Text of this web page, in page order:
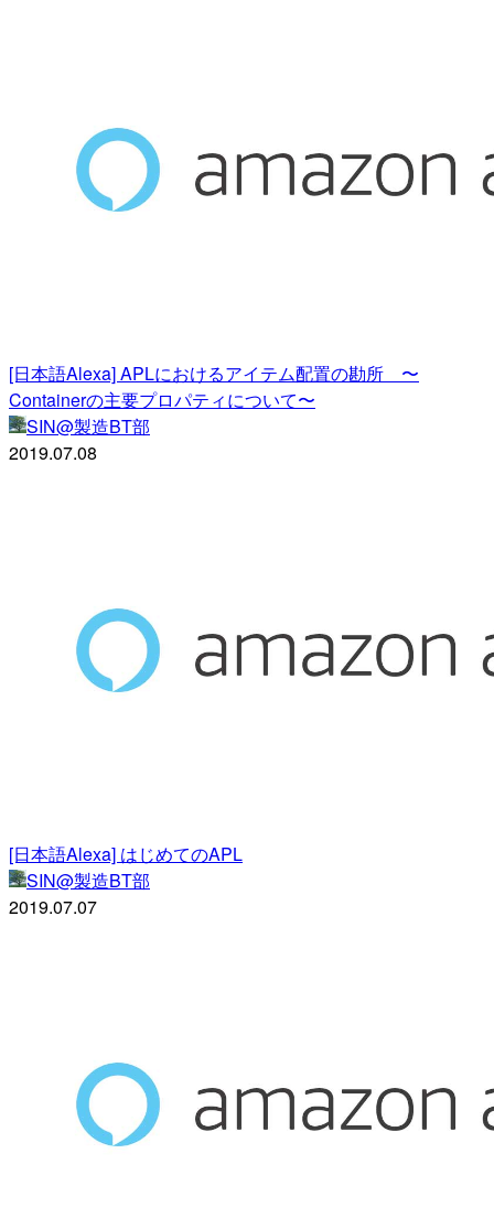
[日本語Alexa] APLにおけるアイテム配置の勘所 〜
Containerの主要プロパティについて〜
SIN@製造BT部
2019.07.08
[日本語Alexa] はじめてのAPL
SIN@製造BT部
2019.07.07